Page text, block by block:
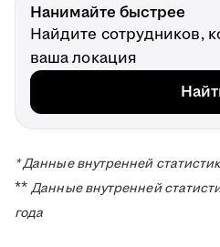
Нанимайте быстрее
Найдите сотрудников,
ваша локация
* Данные внутренней
**Данные внутренней
года